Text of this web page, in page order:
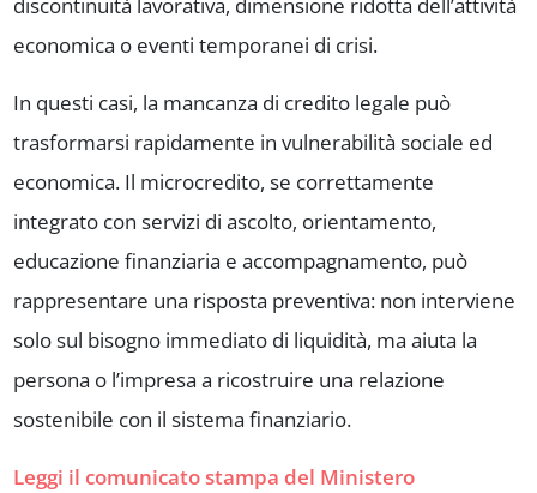
discontinuità lavorativa, dimensione ridotta dell’attività
economica o eventi temporanei di crisi.
In questi casi, la mancanza di credito legale può
trasformarsi rapidamente in vulnerabilità sociale ed
economica. Il microcredito, se correttamente
integrato con servizi di ascolto, orientamento,
educazione finanziaria e accompagnamento, può
rappresentare una risposta preventiva: non interviene
solo sul bisogno immediato di liquidità, ma aiuta la
persona o l’impresa a ricostruire una relazione
sostenibile con il sistema finanziario.
Leggi il comunicato stampa del Ministero